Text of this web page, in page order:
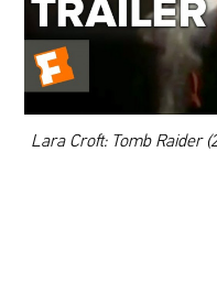
00:00
Lara Croft: Tomb Raider